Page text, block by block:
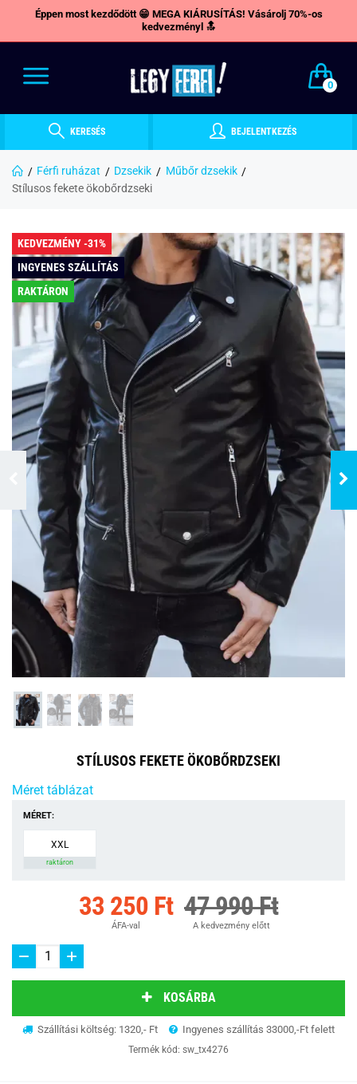
Éppen most kezdődött 😁 MEGA KIÁRUSÍTÁS! Vásárolj 70%-os
kedvezményl 🔝
0
KERESÉS BEJELENTKEZÉS
Férfi ruházat Dzsekik
Műbőr dzsekik
Stílusos fekete ökobőrdzseki
KEDVEZMÉNY -31%
INGYENES SZÁLLÍTÁS
RAKTÁRON
STÍLUSOS FEKETE ÖKOBŐRDZSEKI
Méret táblázat
MÉRET:
XXL
raktáron
33 250 Ft
ÁFA-val
47 990 Ft
A kedvezmény előtt
KOSÁRBA
Szállítási költség: 1320,- Ft Ingyenes szállítás 33000,-Ft felett
Termék kód: sw_tx4276